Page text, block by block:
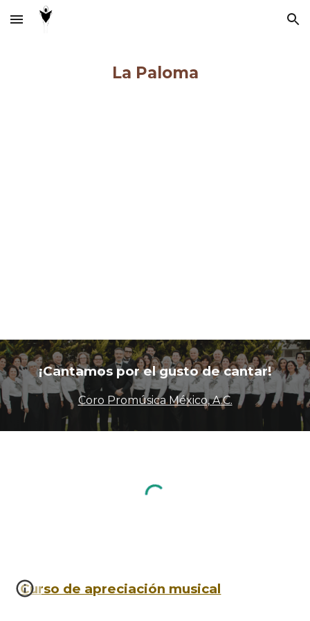
Skip to main content Skip to navigation
La Paloma
¡Cantamos por el gusto de cantar!
Coro Promúsica México, A.C.
Curso de apreciación musical